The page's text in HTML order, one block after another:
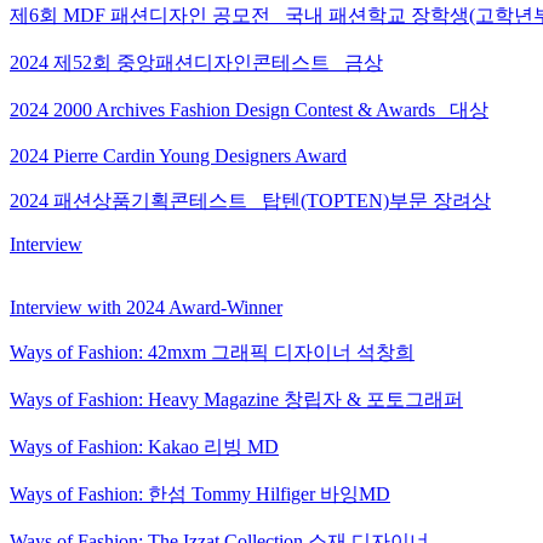
제6회 MDF 패션디자인 공모전_ 국내 패션학교 장학생(고학년
2024 제52회 중앙패션디자인콘테스트_ 금상
2024 2000 Archives Fashion Design Contest & Awards_ 대상
2024 Pierre Cardin Young Designers Award
2024 패션상품기획콘테스트_ 탑텐(TOPTEN)부문 장려상
Interview
Interview with 2024 Award-Winner
Ways of Fashion: 42mxm 그래픽 디자이너 석창희
Ways of Fashion: Heavy Magazine 창립자 & 포토그래퍼
Ways of Fashion: Kakao 리빙 MD
Ways of Fashion: 한섬 Tommy Hilfiger 바잉MD